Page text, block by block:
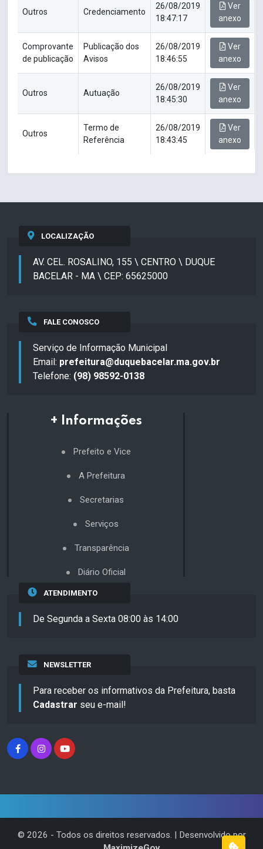
Outros Credenciamento
26/08/2019
18:47:17
Ver
anexo
Comprovante
de publicação
Publicação dos
Avisos
26/08/2019
18:46:55
Ver
anexo
Outros Autuação
26/08/2019
18:45:30
Ver
anexo
Outros
Termo de
Referência
26/08/2019
18:43:45
Ver
anexo
LOCALIZAÇÃO
AV. CEL. ROSALINO, 155 \ CENTRO \ DUQUE
BACELAR - MA \ CEP: 65625000
FALE CONOSCO
Serviço de Informação Municipal
Email: prefeitura@duquebacelar.ma.gov.br
Telefone: (98) 98592-0138
+ Informações
Prefeito e Vice
A Prefeitura
Secretarias
Serviços
Transparência
Diário Oficial
ATENDIMENTO
De Segunda a Sexta 08:00 às 14:00
NEWSLETTER
Para receber os informativos da Prefeitura, basta
Cadastrar seu e-mail!
© 2026 - Todos os direitos reservados. | Desenvolvido por